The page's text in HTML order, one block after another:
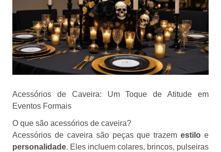
Acessórios de Caveira: Um Toque de Atitude em
Eventos Formais
O que são acessórios de caveira?
Acessórios de caveira são peças que trazemestilo e
personalidade. Eles incluem colares, brincos, pulseiras